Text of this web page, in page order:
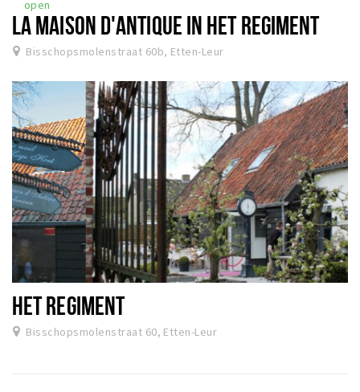
open
LA MAISON D'ANTIQUE IN HET REGIMENT
Bisschopsmolenstraat 60b, Etten-Leur
HET REGIMENT
Bisschopsmolenstraat 60, Etten-Leur